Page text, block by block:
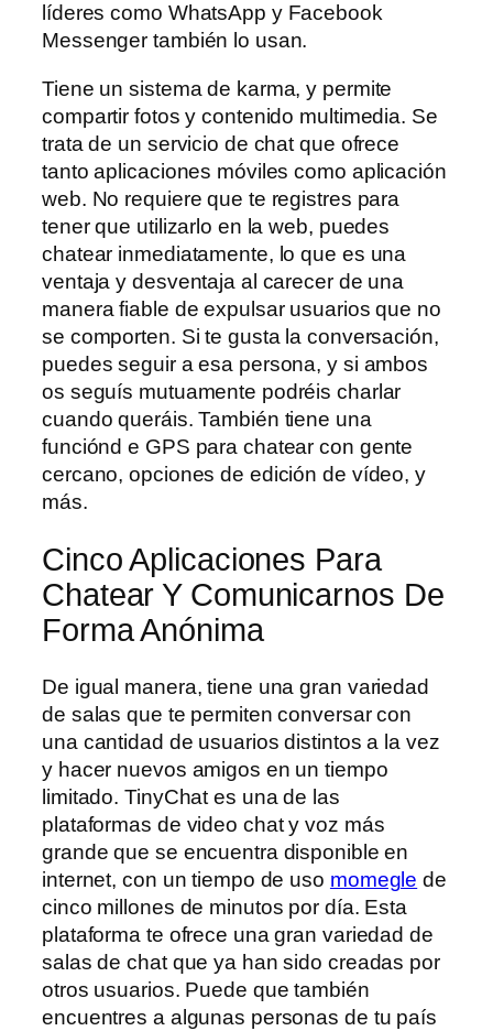
líderes como WhatsApp y Facebook
Messenger también lo usan.
Tiene un sistema de karma, y permite
compartir fotos y contenido multimedia. Se
trata de un servicio de chat que ofrece
tanto aplicaciones móviles como aplicación
web. No requiere que te registres para
tener que utilizarlo en la web, puedes
chatear inmediatamente, lo que es una
ventaja y desventaja al carecer de una
manera fiable de expulsar usuarios que no
se comporten. Si te gusta la conversación,
puedes seguir a esa persona, y si ambos
os seguís mutuamente podréis charlar
cuando queráis. También tiene una
funciónd e GPS para chatear con gente
cercano, opciones de edición de vídeo, y
más.
Cinco Aplicaciones Para
Chatear Y Comunicarnos De
Forma Anónima
De igual manera, tiene una gran variedad
de salas que te permiten conversar con
una cantidad de usuarios distintos a la vez
y hacer nuevos amigos en un tiempo
limitado. TinyChat es una de las
plataformas de video chat y voz más
grande que se encuentra disponible en
internet, con un tiempo de uso momegle de
cinco millones de minutos por día. Esta
plataforma te ofrece una gran variedad de
salas de chat que ya han sido creadas por
otros usuarios. Puede que también
encuentres a algunas personas de tu país